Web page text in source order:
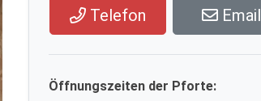
Telefon Email
Öffnungszeiten der Pforte: